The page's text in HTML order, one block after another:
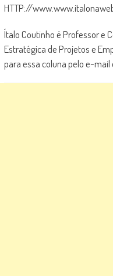
HTTP://
Ítalo Coutinho é Professor e
Estratégica de Projetos e
para essa coluna pelo e-